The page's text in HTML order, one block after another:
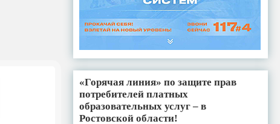
«Горячая линия» по защите прав
потребителей платных
образовательных услуг – в
Ростовской области!